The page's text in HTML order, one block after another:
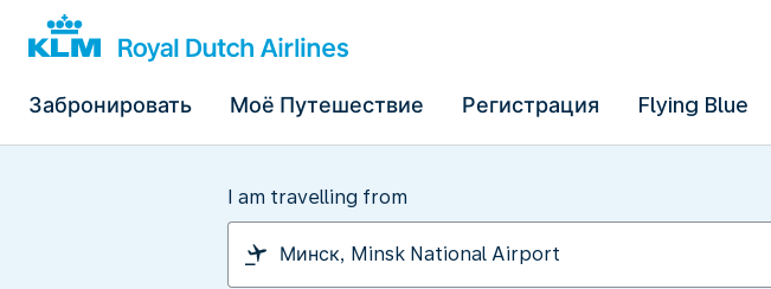
Забронировать Моё Путешествие Регистрация Flying Blue
I am travelling from